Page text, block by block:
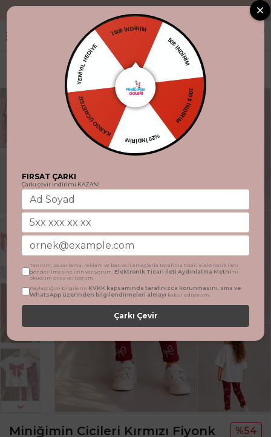
"Aynı gün
Miniğimin Cicileri Kırmızı Fiyonk
%54
150₺ İNDİRİM
50₺ İNDİRİM
100 ₺ İNDİRİM
%20 İNDİRİM
KARGO ÜCRETSİZ
YENİYIL HEDİYE
FIRSAT ÇARKI
Çarkı çevir indirimi KAZAN!
Tanıtım, pazarlama, reklam ve benzeri amaçlarla tarafıma ticari elektronik ileti
gönderilmesine izin veriyorum. Elektronik Ticari İleti Aydınlatma Metni 'ni
okudum onay veriyorum.
Paylaştığım bilgilerin KVKK kapsamında tarafınızca korunmasını, sms ve
WhatsApp üzerinden bilgilendirmeleri almayı kabul ediyorum.
Çarkı Çevir